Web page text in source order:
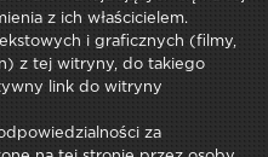
z ich właścicielem.
i graficznych (filmy,
z tej witryny, do takiego
link do witryny
za